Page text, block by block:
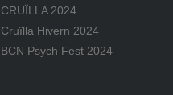
CRUÏLLA 2024
Cruïlla Hivern 2024
BCN Psych Fest 2024